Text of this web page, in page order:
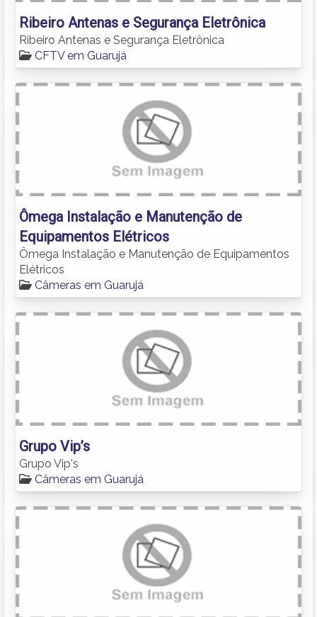
Ribeiro Antenas e Segurança Eletrônica
Ribeiro Antenas e Segurança Eletrônica
CFTV em Guarujá
Ômega Instalação e Manutenção de
Equipamentos Elétricos
Ômega Instalação e Manutenção de Equipamentos
Elétricos
Câmeras em Guarujá
Grupo Vip’s
Grupo Vip's
Câmeras em Guarujá